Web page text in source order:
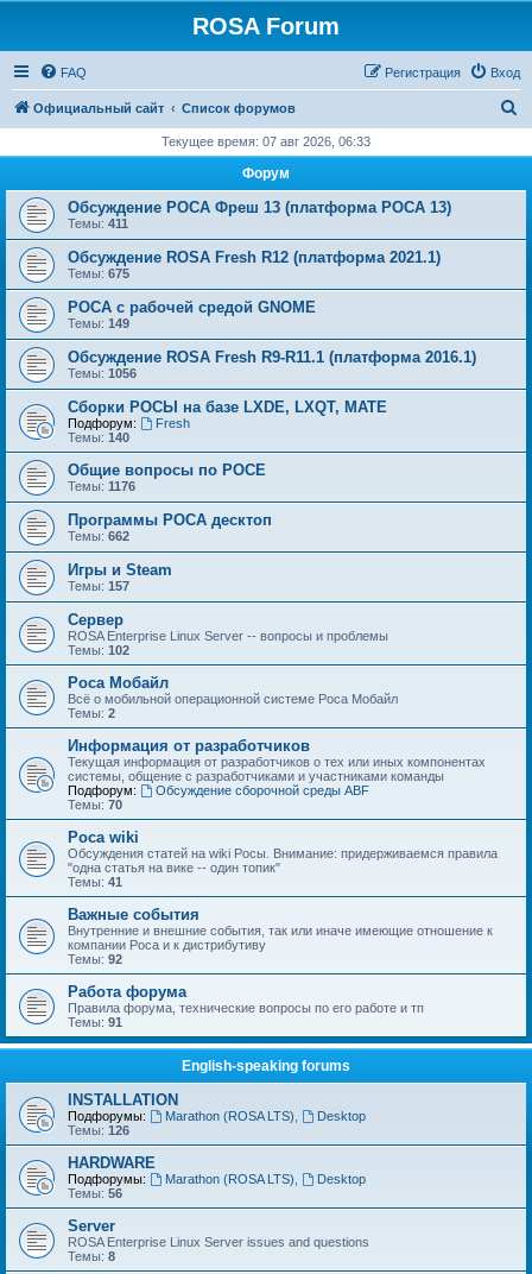
ROSA Forum
FAQ Вход
Регистрация
Официальный сайт Список форумов
с
Текущее время: 07 авг 2026, 06:33
Форум
Обсуждение РОСА Фреш 13 (платформа РОСА 13)
Темы: 411
Обсуждение ROSA Fresh R12 (платформа 2021.1)
Темы: 675
РОСА с рабочей средой GNOME
Темы: 149
Обсуждение ROSA Fresh R9-R11.1 (платформа 2016.1)
Темы: 1056
Сборки РОСЫ на базе LXDE, LXQT, MATE
Подфорум:
Fresh
Темы: 140
Общие вопросы по РОСЕ
Темы: 1176
Программы РОСА десктоп
Темы: 662
Игры и Steam
Темы: 157
Сервер
ROSA Enterprise Linux Server -- вопросы и проблемы
Темы: 102
Роса Мобайл
Всё о мобильной операционной системе Роса Мобайл
Темы: 2
Информация от разработчиков
Текущая информация от разработчиков о тех или иных компонентах
системы, общение с разработчиками и участниками команды
Подфорум:
Обсуждение сборочной среды ABF
Темы: 70
Роса wiki
Обсуждения статей на wiki Росы. Внимание: придерживаемся правила
"одна статья на вике -- один топик"
Темы: 41
Важные события
Внутренние и внешние события, так или иначе имеющие отношение к
компании Роса и к дистрибутиву
Темы: 92
Работа форума
Правила форума, технические вопросы по его работе и тп
Темы: 91
English-speaking forums
INSTALLATION
Подфорумы: Marathon (ROSA LTS)
Desktop
Темы: 126
HARDWARE
Подфорумы: Marathon (ROSA LTS)
Desktop
Темы: 56
Server
ROSA Enterprise Linux Server issues and questions
Темы: 8